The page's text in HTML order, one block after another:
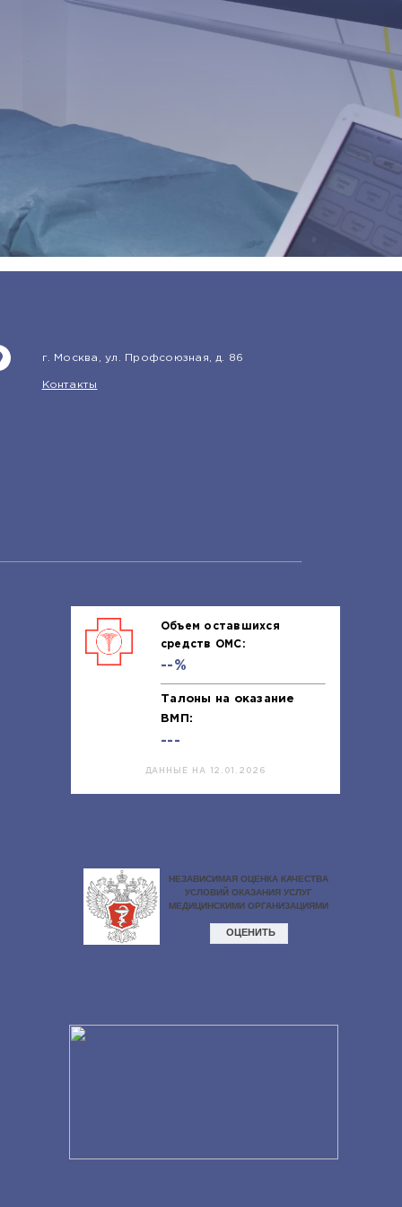
г. Москва, ул. Профсоюзная, д. 86
Контакты
Объем оставшихся
средств ОМС:
--%
Талоны на оказание
ВМП:
---
ДАННЫЕ НА 12.01.2026